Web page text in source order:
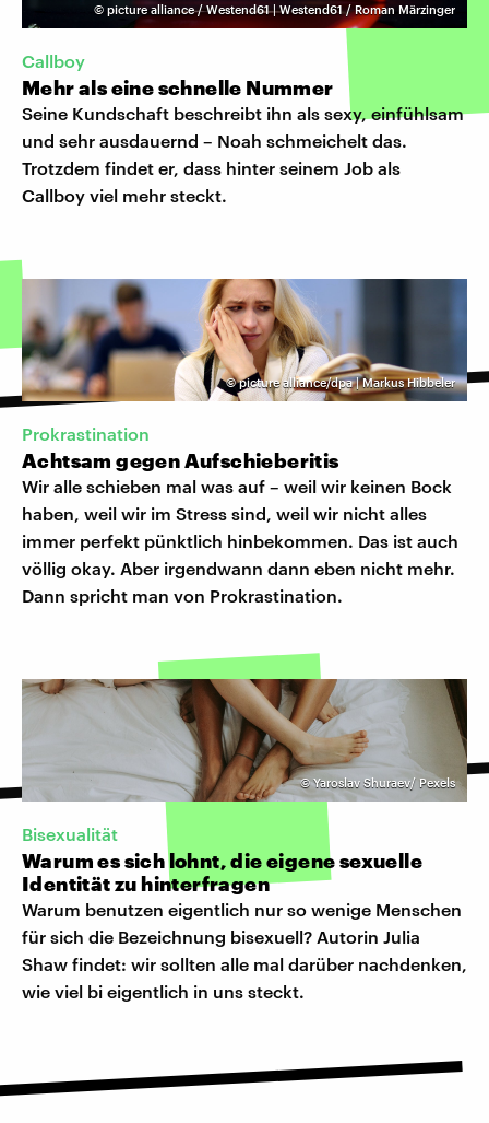
© picture alliance / Westend61 | Westend61 / Roman Märzinger
Callboy
Mehr als eine schnelle Nummer
Seine Kundschaft beschreibt ihn als sexy, einfühlsam
und sehr ausdauernd – Noah schmeichelt das.
Trotzdem findet er, dass hinter seinem Job als
Callboy viel mehr steckt.
©picture alliance/dpa | Markus Hibbeler
Prokrastination
Achtsam gegen Aufschieberitis
Wir alle schieben mal was auf – weil wir keinen Bock
haben, weil wir im Stress sind, weil wir nicht alles
immer perfekt pünktlich hinbekommen. Das ist auch
völlig okay. Aber irgendwann dann eben nicht mehr.
Dann spricht man von Prokrastination.
©Yaroslav Shuraev/ Pexels
Bisexualität
Warum es sich lohnt, die eigene sexuelle
Identität zu hinterfragen
Warum benutzen eigentlich nur so wenige Menschen
für sich die Bezeichnung bisexuell? Autorin Julia
Shaw findet: wir sollten alle mal darüber nachdenken,
wie viel bi eigentlich in uns steckt.